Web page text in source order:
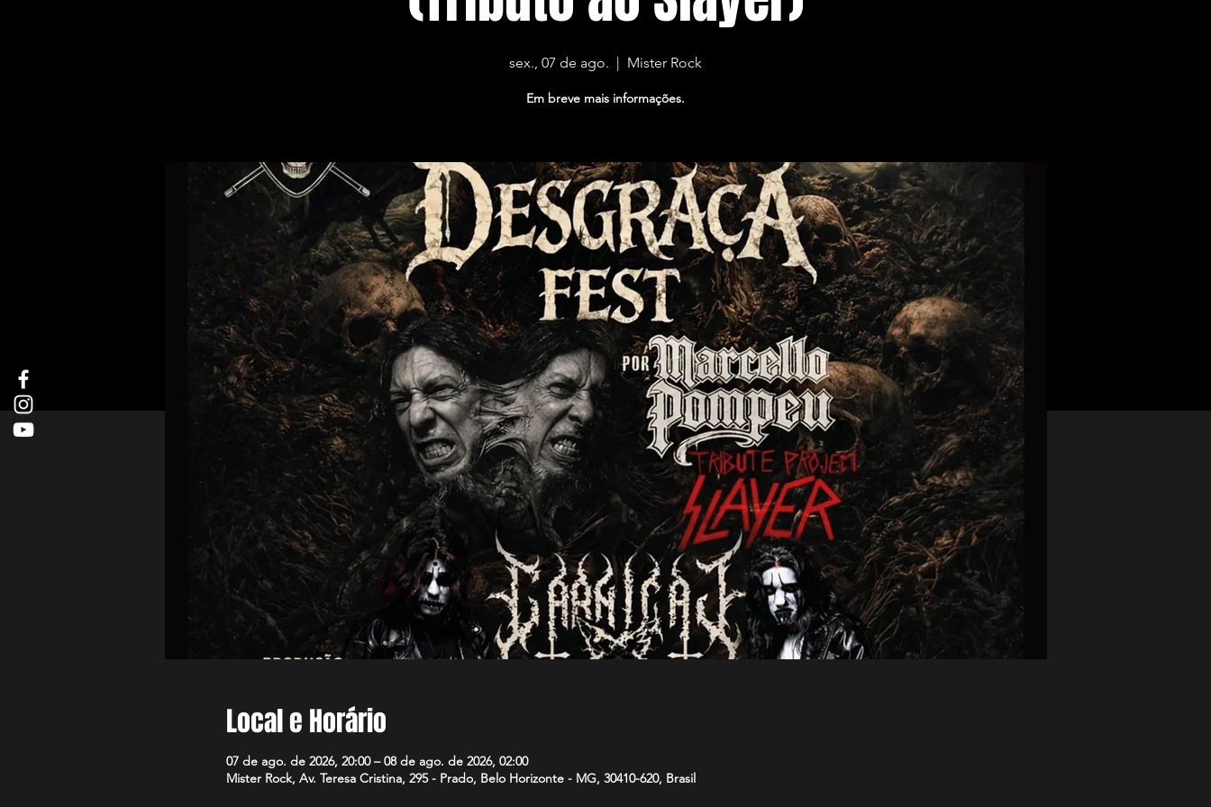
sex., 07 de ago.
  |
Mister Rock
Em breve mais informações.
Local e Horário
07 de ago. de 2026, 20:00 – 08 de ago. de 2026, 02:00
Mister Rock, Av. Teresa Cristina, 295 - Prado, Belo Horizonte - MG, 30410-620, Brasil